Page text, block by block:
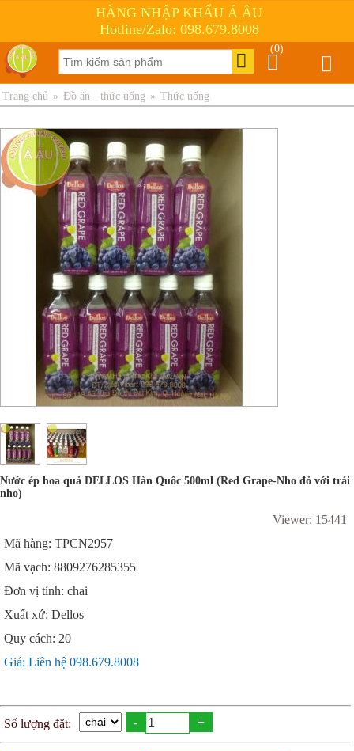
HÀNG NHẬP KHẨU Á ÂU
Hotline/Zalo: 098.679.8008
(0)
Trang chủ » Đồ ăn - thức uống » Thức uống
Nước ép hoa quả DELLOS Hàn Quốc 500ml (Red Grape-Nho đỏ với trái
nho)
Viewer: 15441
Mã hàng: TPCN2957
Mã vạch: 8809276285355
Đơn vị tính: chai
Xuất xứ: Dellos
Quy cách: 20
Giá: Liên hệ 098.679.8008
Số lượng đặt: - +